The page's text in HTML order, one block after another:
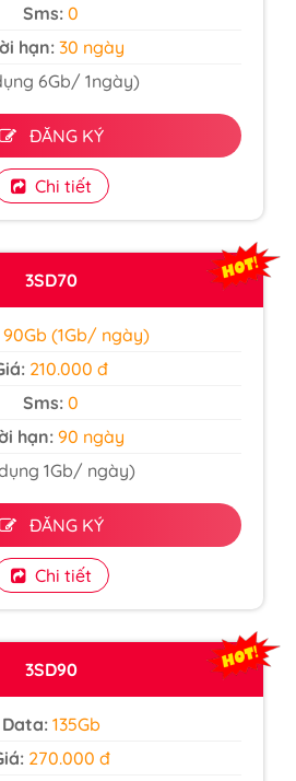
Sms: 0
hạn:30 ngày
6Gb/ 1ngày)
ĐĂNG KÝ
Chi tiết
3SD70
90Gb (1Gb/ ngày)
210.000 đ
Sms: 0
hạn: 90 ngày
1Gb/ ngày)
ĐĂNG KÝ
Chi tiết
3SD90
Data: 135Gb
270.000 đ